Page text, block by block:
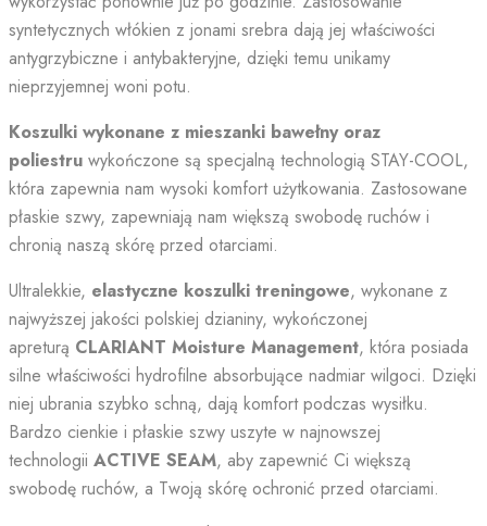
syntetycznych włókien z jonami srebra dają jej właściwości
antygrzybiczne i antybakteryjne, dzięki temu unikamy
nieprzyjemnej woni potu.
Koszulki wykonane z mieszanki bawełny oraz
poliestru wykończone są specjalną technologią STAY-COOL,
która zapewnia nam wysoki komfort użytkowania. Zastosowane
płaskie szwy, zapewniają nam większą swobodę ruchów i
chronią naszą skórę przed otarciami.
Ultralekkie, elastyczne koszulki treningowe, wykonane z
najwyższej jakości polskiej dzianiny, wykończonej
apreturą CLARIANT Moisture Management, która posiada
silne właściwości hydrofilne absorbujące nadmiar wilgoci. Dzięki
niej ubrania szybko schną, dają komfort podczas wysiłku.
Bardzo cienkie i płaskie szwy uszyte w najnowszej
technologii ACTIVE SEAM, aby zapewnić Ci większą
swobodę ruchów, a Twoją skórę ochronić przed otarciami.